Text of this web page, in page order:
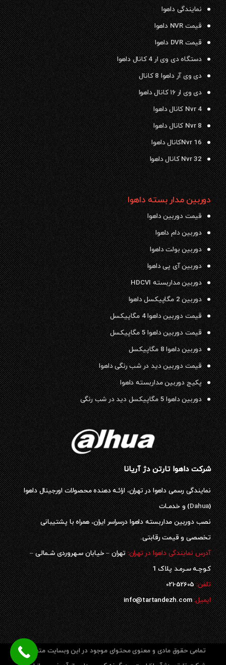
نمایندگی داهوا
قیمت NVR داهوا
قیمت DVR داهوا
دستگاه دی وی ار 4 کانال داهوا
دی وی آر داهوا 8 کانال
دی وی ار ۱۶ کانال داهوا
Nvr 4 کانال داهوا
Nvr 8 کانال داهوا
Nvr 16کانال داهوا
Nvr 32 کانال داهوا
دوربین مدار بسته داهوا
قیمت دوربین داهوا
دوربین دام داهوا
دوربین بولت داهوا
دوربین آی پی داهوا
دوربین مداربسته HDCVI
دوربین 2 مگاپیکسل داهوا
قیمت دوربین داهوا 4 مگاپیکسل
قیمت دوربین داهوا 5 مگاپیکسل
دوربین داهوا 8 مگاپیکسل
قیمت دوربین دید در شب رنگی داهوا
پکیج دوربین مداربسته داهوا
دوربین داهوا 5 مگاپیکسل دید در شب رنگی
شرکت داهوا تارتن دژ آریانا
نمایندگی رسمی داهوا در تهران، ارائـه دهنده محصولات اورجینال داهوا
(
Dahua) و خدمـات
نصب دوربین مداربسته داهوا درسراسر ایران، همراه با پشتیبانی
تخصصی و قیمت رقابتی.
آدرس نمایندگی داهوا در تهران:تهران – خیابان سـهروردی شـمالی –
کـوچـه سـرمـد پلاک 1
تلفن:52605-021
ایمیل:info@tartandezh.com
تمامی حقوق مادی و معنوی محتوای موجود در این وبسایت متعلق به